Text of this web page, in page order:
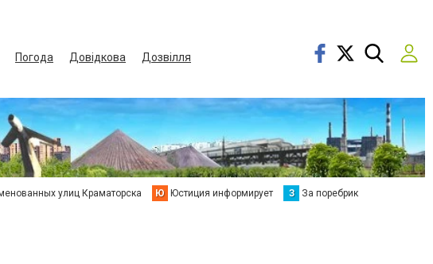
Погода Довідкова
Дозвілля
улиц Краматорска Ю Юстиция информирует З За поребрик